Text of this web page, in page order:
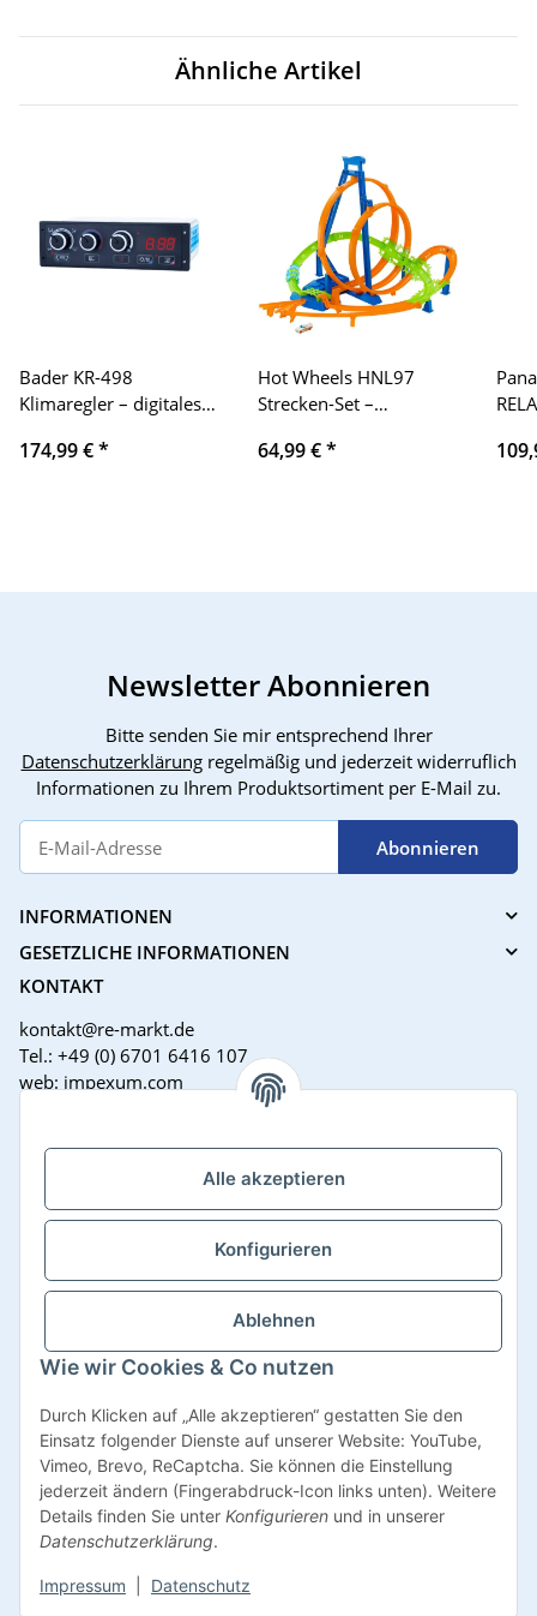
Alle akzeptieren
Konfigurieren
Ablehnen
Wie wir Cookies & Co nutzen
Durch Klicken auf „Alle akzeptieren“ gestatten Sie den
Einsatz folgender Dienste auf unserer Website: YouTube,
Vimeo, Brevo, ReCaptcha. Sie können die Einstellung
jederzeit ändern (Fingerabdruck-Icon links unten). Weitere
Details finden Sie unter Konfigurieren und in unserer
Datenschutzerklärung.
Impressum Datenschutz
Ähnliche Artikel
Bader KR-498
Klimaregler – digitales
Temperatur-/Luftfeuchte-
174,99 €*
Hot Wheels HNL97
Strecken-Set –
Beschleuniger, 5 Crash-
64,99 €*
Newsletter Abonnieren
Bitte senden Sie mir entsprechend Ihrer
Datenschutzerklärungregelmäßig und jederzeit widerruflich
Informationen zu Ihrem Produktsortiment per E-Mail zu.
Abonnieren
INFORMATIONEN
GESETZLICHE INFORMATIONEN
KONTAKT
kontakt@re-markt.de
Tel.: +49 (0) 6701 6416 107
web: impexum.com
Mo-Fr: 08:00 - 17:00 Uhr
* Alle Preise inkl. gesetzlicher USt., zzgl.
© Impexum 2022